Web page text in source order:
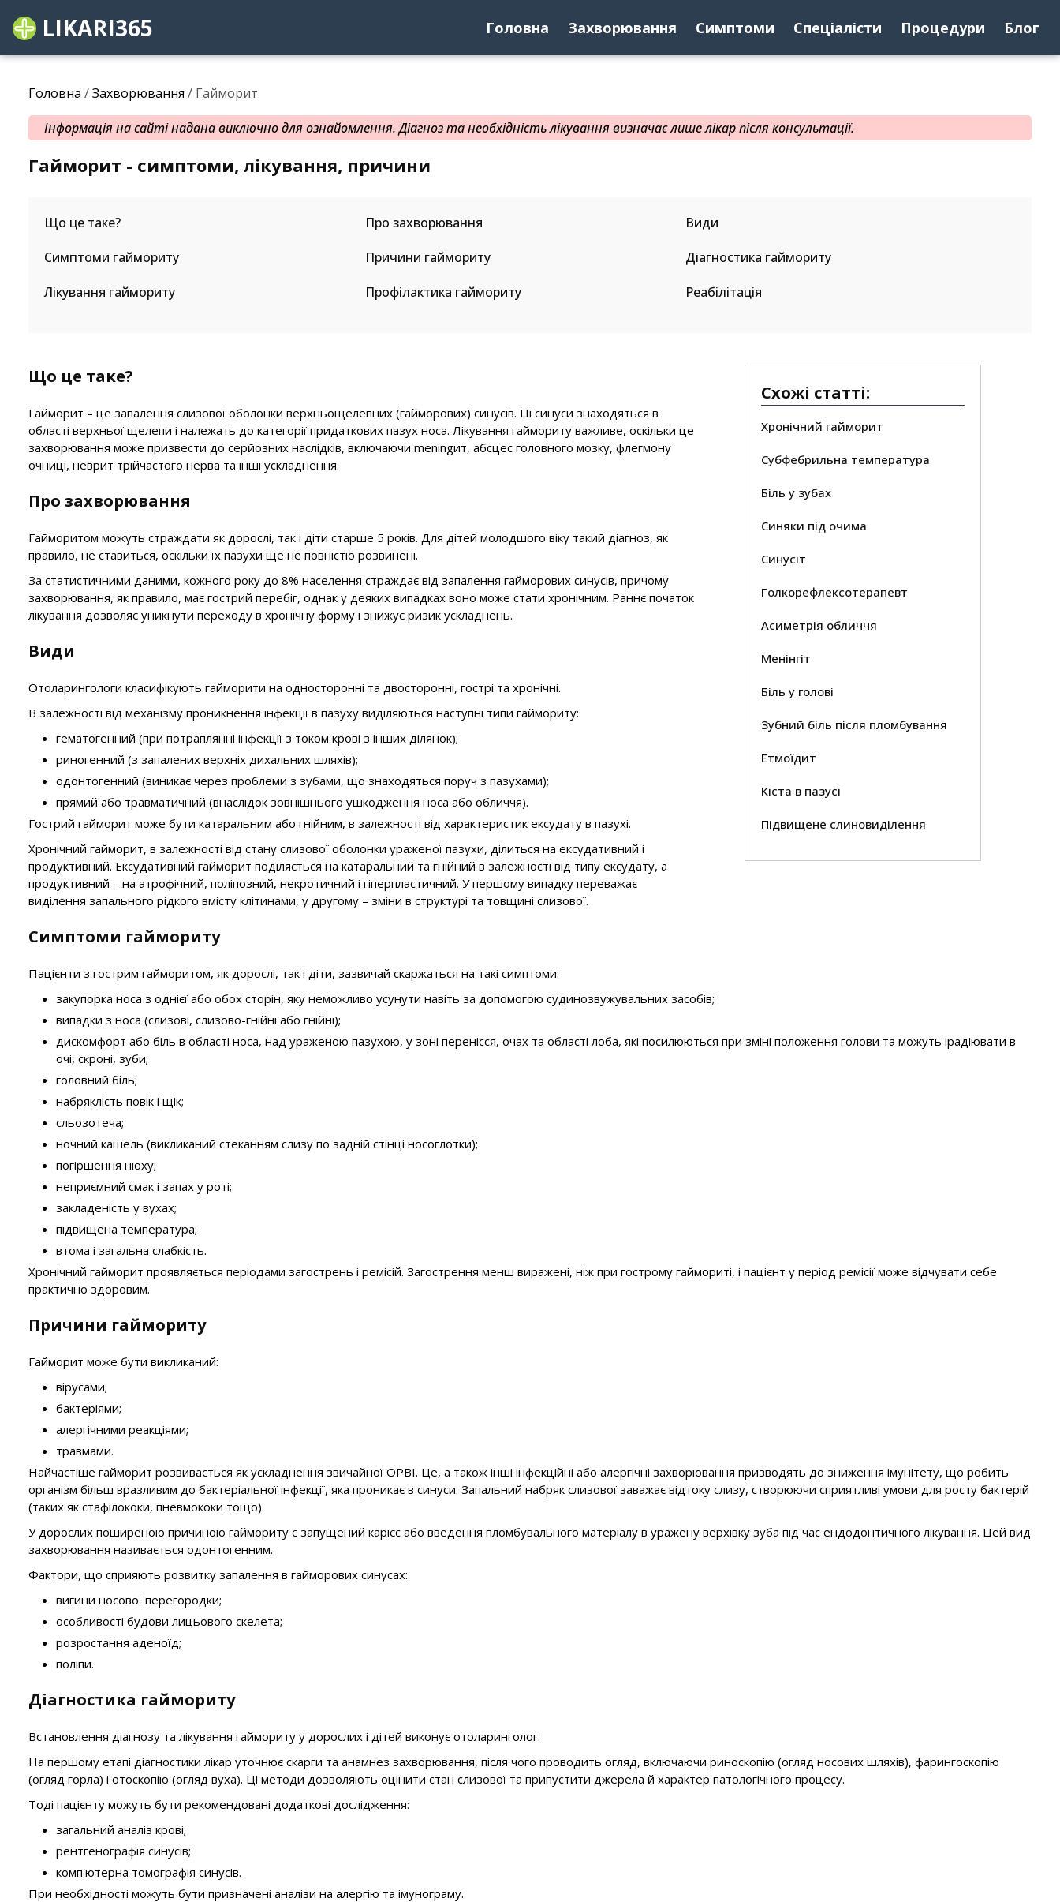
LIKARI365 Головна Захворювання Симптоми Спеціалісти Процедури Блог
Головна /Захворювання / Гайморит
Інформація на сайті надана виключно для ознайомлення. Діагноз та необхідність лікування визначає лише лікар після консультації.
Гайморит - симптоми, лікування, причини
Що це таке? Про захворювання
Види
Симптоми гаймориту
Причини гаймориту
Діагностика гаймориту
Лікування гаймориту
Профілактика гаймориту Реабілітація
Схожі статті:
Хронічний гайморит
Субфебрильна температура
Біль у зубах
Синяки під очима
Синусіт
Голкорефлексотерапевт
Асиметрія обличчя
Менінгіт
Біль у голові
Зубний біль після пломбування
Етмоїдит
Кіста в пазусі
Підвищене слиновиділення
Що це таке?
Гайморит – це запалення слизової оболонки верхньощелепних (гайморових) синусів. Ці синуси знаходяться в
області верхньої щелепи і належать до категорії придаткових пазух носа. Лікування гаймориту важливе, оскільки це
захворювання може призвести до серйозних наслідків, включаючи meningит, абсцес головного мозку, флегмону
очниці, неврит трійчастого нерва та інші ускладнення.
Про захворювання
Гайморитом можуть страждати як дорослі, так і діти старше 5 років. Для дітей молодшого віку такий діагноз, як
правило, не ставиться, оскільки їх пазухи ще не повністю розвинені.
За статистичними даними, кожного року до 8% населення страждає від запалення гайморових синусів, причому
захворювання, як правило, має гострий перебіг, однак у деяких випадках воно може стати хронічним. Раннє початок
лікування дозволяє уникнути переходу в хронічну форму і знижує ризик ускладнень.
Види
Отоларингологи класифікують гайморити на односторонні та двосторонні, гострі та хронічні.
В залежності від механізму проникнення інфекції в пазуху виділяються наступні типи гаймориту:
гематогенний (при потраплянні інфекції з током крові з інших ділянок);
риногенний (з запалених верхніх дихальних шляхів);
одонтогенний (виникає через проблеми з зубами, що знаходяться поруч з пазухами);
прямий або травматичний (внаслідок зовнішнього ушкодження носа або обличчя).
Гострий гайморит може бути катаральним або гнійним, в залежності від характеристик ексудату в пазухі.
Хронічний гайморит, в залежності від стану слизової оболонки ураженої пазухи, ділиться на ексудативний і
продуктивний. Ексудативний гайморит поділяється на катаральний та гнійний в залежності від типу ексудату, а
продуктивний – на атрофічний, поліпозний, некротичний і гіперпластичний. У першому випадку переважає
виділення запального рідкого вмісту клітинами, у другому – зміни в структурі та товщині слизової.
Симптоми гаймориту
Пацієнти з гострим гайморитом, як дорослі, так і діти, зазвичай скаржаться на такі симптоми:
закупорка носа з однієї або обох сторін, яку неможливо усунути навіть за допомогою судинозвужувальних засобів;
випадки з носа (слизові, слизово-гнійні або гнійні);
дискомфорт або біль в області носа, над ураженою пазухою, у зоні перенісся, очах та області лоба, які посилюються при зміні положення голови та можуть ірадіювати в
очі, скроні, зуби;
головний біль;
набряклість повік і щік;
сльозотеча;
ночний кашель (викликаний стеканням слизу по задній стінці носоглотки);
погіршення нюху;
неприємний смак і запах у роті;
закладеність у вухах;
підвищена температура;
втома і загальна слабкість.
Хронічний гайморит проявляється періодами загострень і ремісій. Загострення менш виражені, ніж при гострому гаймориті, і пацієнт у період ремісії може відчувати себе
практично здоровим.
Причини гаймориту
Гайморит може бути викликаний:
вірусами;
бактеріями;
алергічними реакціями;
травмами.
Найчастіше гайморит розвивається як ускладнення звичайної ОРВІ. Це, а також інші інфекційні або алергічні захворювання призводять до зниження імунітету, що робить
організм більш вразливим до бактеріальної інфекції, яка проникає в синуси. Запальний набряк слизової заважає відтоку слизу, створюючи сприятливі умови для росту бактерій
(таких як стафілококи, пневмококи тощо).
У дорослих поширеною причиною гаймориту є запущений карієс або введення пломбувального матеріалу в уражену верхівку зуба під час ендодонтичного лікування. Цей вид
захворювання називається одонтогенним.
Фактори, що сприяють розвитку запалення в гайморових синусах:
вигини носової перегородки;
особливості будови лицьового скелета;
розростання аденоїд;
поліпи.
Діагностика гаймориту
Встановлення діагнозу та лікування гаймориту у дорослих і дітей виконує отоларинголог.
На першому етапі діагностики лікар уточнює скарги та анамнез захворювання, після чого проводить огляд, включаючи риноскопію (огляд носових шляхів), фарингоскопію
(огляд горла) і отоскопію (огляд вуха). Ці методи дозволяють оцінити стан слизової та припустити джерела й характер патологічного процесу.
Тоді пацієнту можуть бути рекомендовані додаткові дослідження:
загальний аналіз крові;
рентгенографія синусів;
комп'ютерна томографія синусів.
При необхідності можуть бути призначені аналізи на алергію та імунограму.